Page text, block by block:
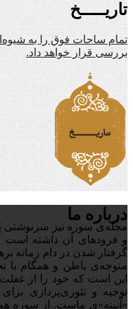
تاریـــــخ
تمام ساحات فوق را به
بررسی قرار خواهد داد.
درباره ما
مجله‌ی سوره نیز سرنوشتی
و فرودهای آن داشته است و
گرفتار شدن در دام زمانه
متوجه‌ی باطن و همگام با
این است که خود را از غفلت
توجیه‌ و تئوری‌پردازی
«آیینه‌»ی ماست. از سوره